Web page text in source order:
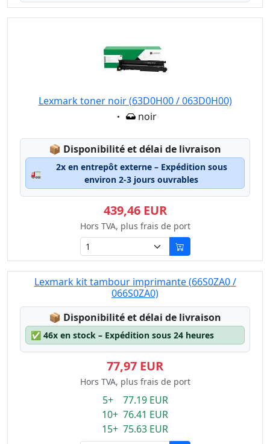
Lexmark toner noir (63D0H00 / 063D0H00)
Eigenschaft:
noir
📦 Lagerstatus:
Disponibilité et délai de livraison
🚛
2x en entrepôt externe – Expédition sous
environ 2-3 jours ouvrables
439,46 EUR
Hors TVA, plus frais de port
Lexmark kit tambour imprimante (66S0ZA0 /
066S0ZA0)
📦 Lagerstatus:
Disponibilité et délai de livraison
✅ 46x en stock – Expédition sous 24 heures
77,97 EUR
Hors TVA, plus frais de port
5+ 77.19 EUR
10+ 76.41 EUR
15+ 75.63 EUR